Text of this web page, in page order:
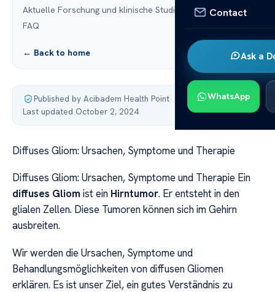
Contact
Ask a
WhatsApp
Aktuelle Forschung und klinische Studien
FAQ
← Back to home
Published by Acibadem Health Point·
Last updated October 2, 2024
Diffuses Gliom: Ursachen, Symptome und Therapie
Diffuses Gliom: Ursachen, Symptome und Therapie Ein
diffuses Gliom ist ein Hirntumor. Er entsteht in den
glialen Zellen. Diese Tumoren können sich im Gehirn
ausbreiten.
Wir werden die Ursachen, Symptome und
Behandlungsmöglichkeiten von diffusen Gliomen
erklären. Es ist unser Ziel, ein gutes Verständnis zu